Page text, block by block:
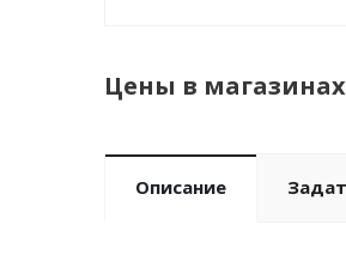
Цены в
Описание